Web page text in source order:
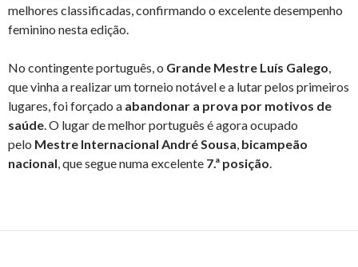
melhores classificadas, confirmando o excelente desempenho
feminino nesta edição.
No contingente português, o Grande Mestre Luís Galego,
que vinha a realizar um torneio notável e a lutar pelos primeiros
lugares, foi forçado a abandonar a prova por motivos de
saúde. O lugar de melhor português é agora ocupado
pelo Mestre Internacional André Sousa, bicampeão
nacional, que segue numa excelente 7.ª posição.